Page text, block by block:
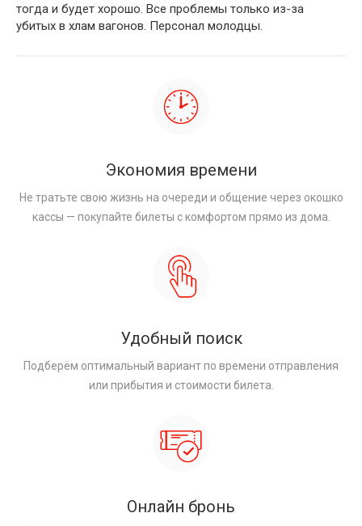
тогда и будет хорошо. Все проблемы только из-за
убитых в хлам вагонов. Персонал молодцы.
Экономия времени
Не тратьте свою жизнь на очереди и общение через окошко
кассы — покупайте билеты с комфортом прямо из дома.
Удобный поиск
Подберём оптимальный вариант по времени отправления
или прибытия и стоимости билета.
Онлайн бронь